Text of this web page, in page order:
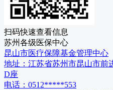
扫码快速查看信息
苏州各级医保中心
昆山市医疗保障基金管理中心
地址： 江苏省苏州市昆山市前
D座
电话： 0512*****553